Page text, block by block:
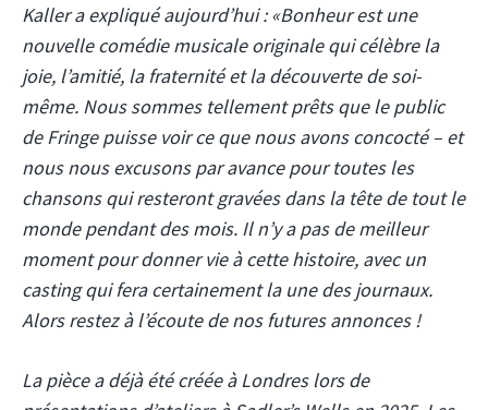
Kaller a expliqué aujourd’hui : «Bonheur est une
nouvelle comédie musicale originale qui célèbre la
joie, l’amitié, la fraternité et la découverte de soi-
même. Nous sommes tellement prêts que le public
de Fringe puisse voir ce que nous avons concocté – et
nous nous excusons par avance pour toutes les
chansons qui resteront gravées dans la tête de tout le
monde pendant des mois. Il n’y a pas de meilleur
moment pour donner vie à cette histoire, avec un
casting qui fera certainement la une des journaux.
Alors restez à l’écoute de nos futures annonces !
La pièce a déjà été créée à Londres lors de